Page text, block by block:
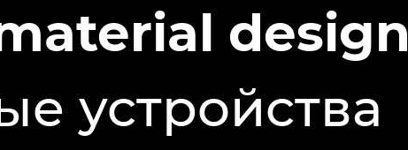
design
устройства